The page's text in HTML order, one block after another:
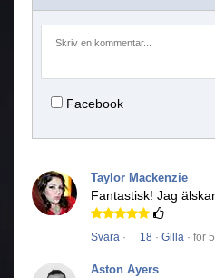
Facebook
Taylor Mackenzie
Fantastisk! Jag
Svara · 18 · Gilla · för
Aston Ayers